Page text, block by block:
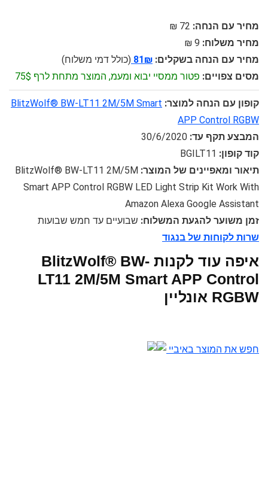
מחיר עם הנחה: 72 ₪
מחיר משלוח: 9 ₪
מחיר עם הנחה בשקלים: 81₪ (כולל דמי משלוח)
מסים צפויים: פטור ממסיי יבוא ומעמ, המוצר מתחת לרף 75$
קופון עם הנחה למוצר: BlitzWolf® BW-LT11 2M/5M Smart
APP Control RGBW
המבצע תקף עד: 30/6/2020
קוד קופון: BGILT11
תיאור ומאפיינים של המוצר: BlitzWolf® BW-LT11 2M/5M
Smart APP Control RGBW LED Light Strip Kit Work With
Amazon Alexa Google Assistant
זמן משוער להגעת המשלוח: שבועיים עד חמש שבועות
שרות לקוחות של בנגוד
איפה עוד לקנות BlitzWolf® BW-
LT11 2M/5M Smart APP Control
RGBW אונליין
חפש את המוצר באיביי